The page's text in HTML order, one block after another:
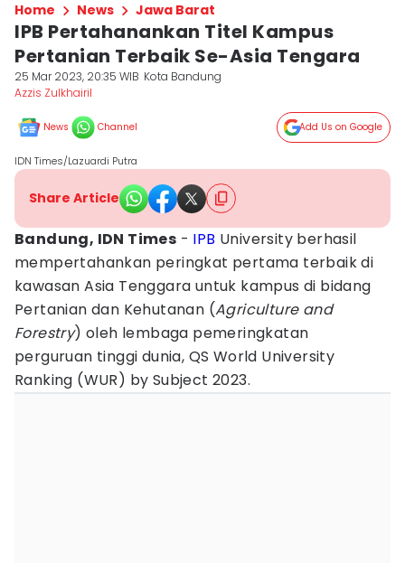
Home News Jawa Barat
IPB Pertahanankan Titel Kampus
Pertanian Terbaik Se-Asia Tengara
25 Mar 2023, 20:35 WIB Kota Bandung
Azzis Zulkhairil
News Channel Add Us on Google
IDN Times/Lazuardi Putra
Share Article
Bandung, IDN Times - IPB University berhasil
mempertahankan peringkat pertama terbaik di
kawasan Asia Tenggara untuk kampus di bidang
Pertanian dan Kehutanan (Agriculture and
Forestry) oleh lembaga pemeringkatan
perguruan tinggi dunia, QS World University
Ranking (WUR) by Subject 2023.